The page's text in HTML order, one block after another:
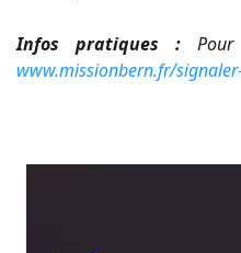
Infos pratiques :
www.missionbern.fr/